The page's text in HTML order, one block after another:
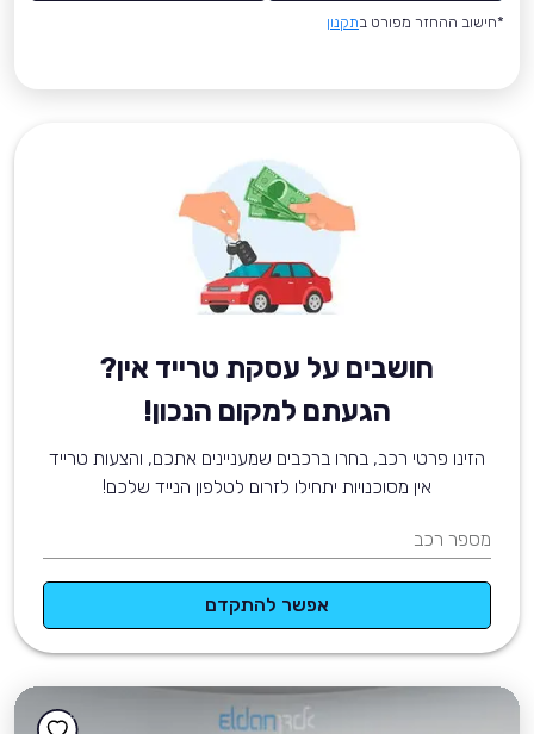
*חישוב ההחזר מפורט בתקנון
חושבים על עסקת טרייד אין?
הגעתם למקום הנכון!
הזינו פרטי רכב, בחרו ברכבים שמעניינים אתכם, והצעות טרייד
אין מסוכנויות יתחילו לזרום לטלפון הנייד שלכם!
מספר רכב
אפשר להתקדם